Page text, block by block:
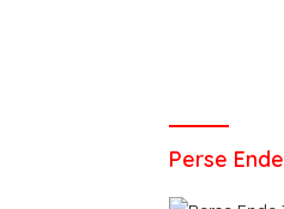
Perse Ende